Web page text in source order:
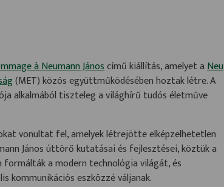
à Neumann Jánoscímű kiállítás, amelyet aNeu
(MET) közös együttműködésében hoztak létre. A
alkalmából tiszteleg a világhírű tudós életműve
vonultat fel, amelyek létrejötte elképzelhetetlen
János úttörő kutatásai és fejlesztései, köztük a
formálták a modern technológia világát, és
kommunikációs eszközzé váljanak.